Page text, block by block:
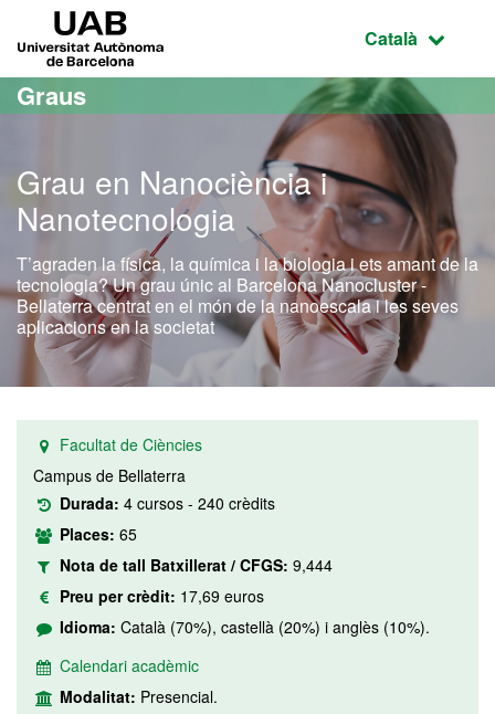
Ves al contingut principal
Ves a la navegació de la pàgina
Idioma
Català
Graus
Grau en Nanociència i
Nanotecnologia
T’agraden la física, la química i la biologia i ets amant de la
tecnologia? Un grau únic al Barcelona Nanocluster -
Bellaterra centrat en el món de la nanoescala i les seves
aplicacions en la societat
Facultat de Ciències
Campus de Bellaterra
Durada: 4 cursos - 240 crèdits
Places: 65
Nota de tall Batxillerat / CFGS: 9,444
Preu per crèdit: 17,69 euros
Idioma: Català (70%), castellà (20%) i anglès (10%).
Calendari acadèmic
Modalitat: Presencial.